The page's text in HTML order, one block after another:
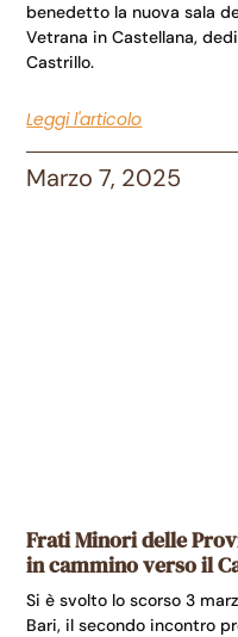
benedetto la nuova sala
Vetrana in Castellana,
Castrillo.
Leggi l'articolo
Marzo 7, 2025
Frati Minori delle
in cammino verso il
Si è svolto lo scorso 3
Bari, il secondo incontro